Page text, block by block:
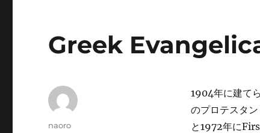
Greek
1904年に建て
のプロテスタ
と1972年に
Author
naoro